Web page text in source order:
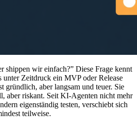
shippen wir einfach?” Diese Frage kennt
unter Zeitdruck ein MVP oder Release
gründlich, aber langsam und teuer. Sie
aber riskant. Seit KI-Agenten nicht mehr
eigenständig testen, verschiebt sich
teilweise.